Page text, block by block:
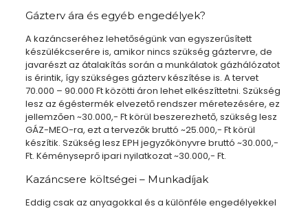
Gázterv ára és egyéb engedélyek?
A kazáncseréhez lehetőségünk van egyszerűsített
készülékcserére is, amikor nincs szükség gáztervre, de
javarészt az átalakítás során a munkálatok gázhálózatot
is érintik, így szükséges gázterv készítése is. A tervet
70.000 – 90.000 Ft közötti áron lehet elkészíttetni. Szükség
lesz az égéstermék elvezető rendszer méretezésére, ez
jellemzően ~30.000,- Ft körül beszerezhető, szükség lesz
GÁZ-MEO-ra, ezt a tervezők bruttó ~25.000,- Ft körül
készítik. Szükség lesz EPH jegyzőkönyvre bruttó ~30.000,-
Ft. Kéményseprő ipari nyilatkozat ~30.000,- Ft.
Kazáncsere költségei – Munkadíjak
Eddig csak az anyagokkal és a különféle engedélyekkel